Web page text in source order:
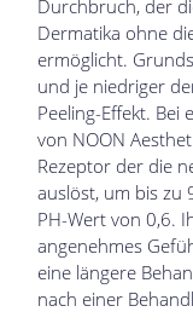
Durchbruch, der
Dermatika ohne
ermöglicht.
und je niedriger
Peeling-Effekt. Bei
von NOON
Rezeptor der die
auslöst, um bis zu
PH-Wert von 0,6.
angenehmes
eine längere
nach einer